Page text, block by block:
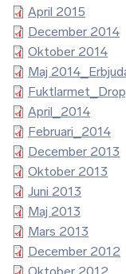
April 2015
December 2014
Oktober 2014
Maj
April_2014
Februari_2014
December 2013
Oktober 2013
Juni 2013
Maj 2013
Mars 2013
December 2012